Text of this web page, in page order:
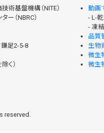
術基盤機構（NITE）
ー（NBRC）
足2-5-8
く）
動画
- L-
- 凍
品質
生物
微生
微生
reserved.